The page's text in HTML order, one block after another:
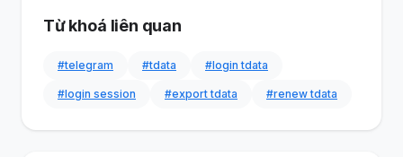
Từ khoá liên quan
#telegram #tdata #login tdata
#login session #export tdata #renew tdata